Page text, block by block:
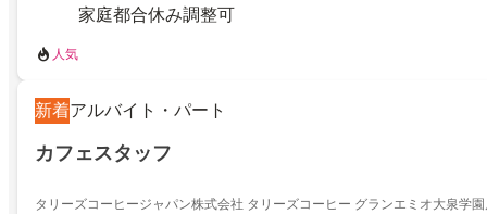
家庭都合休み調整可
人気
新着アルバイト・パート
カフェスタッフ
タリーズコーヒージャパン株式会社 タリーズコーヒー グランエミオ大泉学